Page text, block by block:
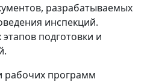
разрабатываемых
инспекций.
подготовки и
рабочих программ